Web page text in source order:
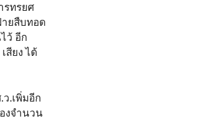
รทรยศ
ยสืบทอด
ว้ อีก
สียง ได้
.เพิ่มอีก
งจำนวน